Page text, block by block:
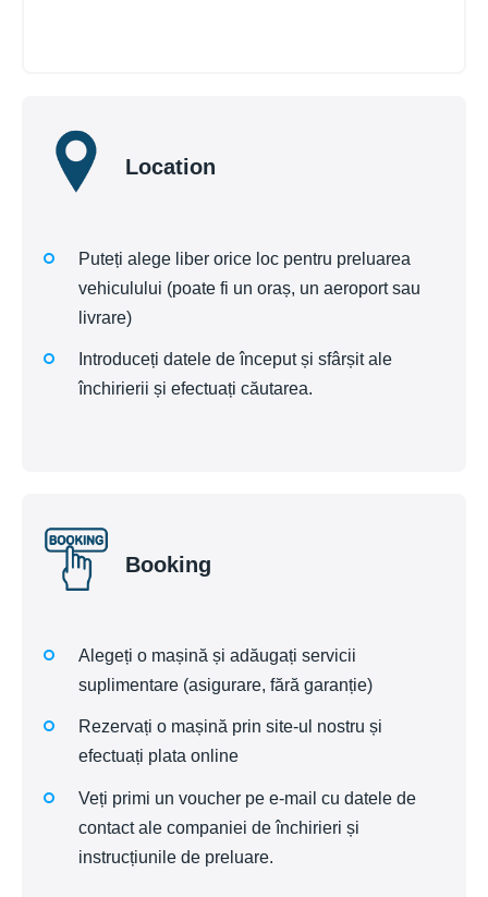
Location
Puteți alege liber orice loc pentru preluarea
vehiculului (poate fi un oraș, un aeroport sau
livrare)
Introduceți datele de început și sfârșit ale
închirierii și efectuați căutarea.
Booking
Alegeți o mașină și adăugați servicii
suplimentare (asigurare, fără garanție)
Rezervați o mașină prin site-ul nostru și
efectuați plata online
Veți primi un voucher pe e-mail cu datele de
contact ale companiei de închirieri și
instrucțiunile de preluare.